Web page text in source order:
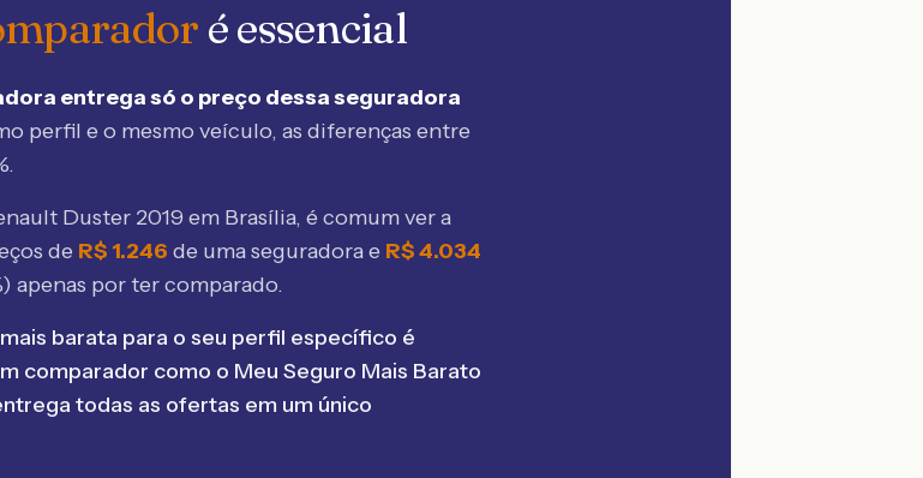
é essencial
entrega só o preço dessa seguradora
perfil e o mesmo veículo, as diferenças entre
Duster 2019 em Brasília, é comum ver a
de R$ 1.246 de uma seguradora e R$4.034
apenas por ter comparado.
barata para o seu perfil específico é
comparador como o Meu Seguro Mais Barato
todas as ofertas em um único